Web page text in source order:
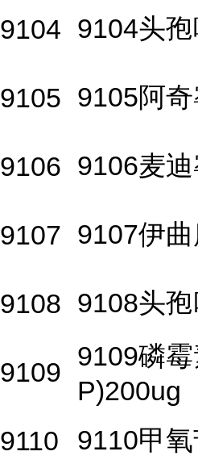
9104 9104头
9105 9105阿
9106 9106麦
9107 9107伊
9108 9108头
9109
9109磷
P)200ug
9110
9110甲